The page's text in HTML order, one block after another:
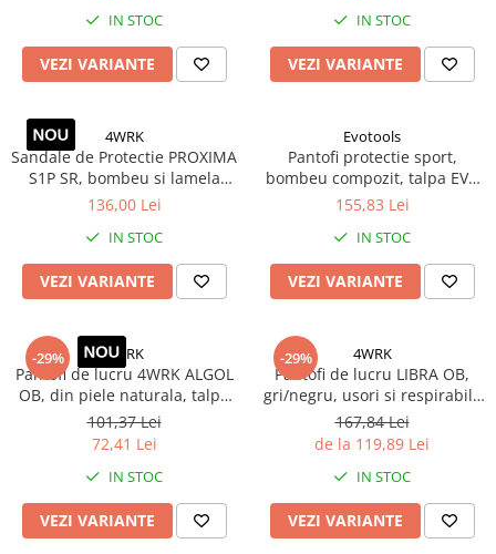
TGA
TGL
TGX
Mercedes Actros
Mercedes Actros MP2
Mercedes Actros MP3
Mercedes Actros MP4, MP5
Mercedes Actros MP6
RENAULT
Magnum
Premium
Scania R S G P Next Generation
Scania RPG
IN STOC
VEZI VARIANTE
IN STOC
VEZI VARIANTE
4WRK
Sandale de Protectie PROXIMA
S1P SR, bombeu si lamela
antiperforatie din otel, talpa
Albastru, Marimi 36-47
136,00 Lei
IN STOC
VEZI VARIANTE
Evotools
Pantofi protectie sport,
bombeu compozit, talpa EVA
usoara, marimi 39-46
155,83 Lei
IN STOC
VEZI VARIANTE
-29% 4WRK
Pantofi de lucru 4WRK ALGOL
OB, din piele naturala, talpa
PU, fara bombeu
101,37 Lei
72,41 Lei
IN STOC
VEZI VARIANTE
-29% 4WRK
Pantofi de lucru LIBRA OB,
gri/negru, usori si respirabili,
talpa antiderapanta SRC
167,84 Lei
de la 119,89 Lei
IN STOC
VEZI VARIANTE